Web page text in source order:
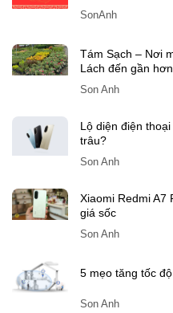
Còn bao nhiêu
Tám Sạch – Nơi
Lách đến gần
Lộ diện điện thoại
trâu?
giá sốc